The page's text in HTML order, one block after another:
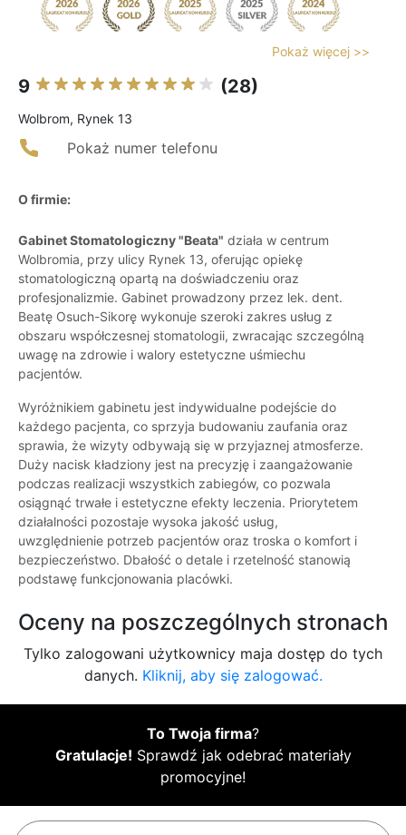
Pokaż więcej >>
9 (28)
Wolbrom, Rynek 13
Pokaż numer telefonu
O firmie:
Gabinet Stomatologiczny "Beata" działa w centrum
Wolbromia, przy ulicy Rynek 13, oferując opiekę
stomatologiczną opartą na doświadczeniu oraz
profesjonalizmie. Gabinet prowadzony przez lek. dent.
Beatę Osuch-Sikorę wykonuje szeroki zakres usług z
obszaru współczesnej stomatologii, zwracając szczególną
uwagę na zdrowie i walory estetyczne uśmiechu
pacjentów.
Wyróżnikiem gabinetu jest indywidualne podejście do
każdego pacjenta, co sprzyja budowaniu zaufania oraz
sprawia, że wizyty odbywają się w przyjaznej atmosferze.
Duży nacisk kładziony jest na precyzję i zaangażowanie
podczas realizacji wszystkich zabiegów, co pozwala
osiągnąć trwałe i estetyczne efekty leczenia. Priorytetem
działalności pozostaje wysoka jakość usług,
uwzględnienie potrzeb pacjentów oraz troska o komfort i
bezpieczeństwo. Dbałość o detale i rzetelność stanowią
podstawę funkcjonowania placówki.
Oceny na poszczególnych stronach
Tylko zalogowani użytkownicy maja dostęp do tych
danych. Kliknij, aby się zalogować.
To Twoja firma?
Gratulacje! Sprawdź jak odebrać materiały
promocyjne!